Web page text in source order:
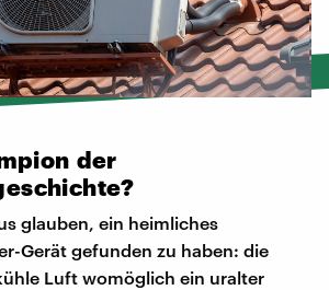
der
glauben, ein heimliches
Gerät gefunden zu haben: die
Luft womöglich ein uralter